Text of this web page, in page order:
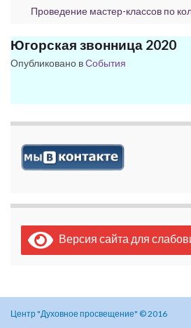
Проведение мастер-классов по
Югорская звонница 2020
Опубликовано вСобытия
Версия сайта для
Центр "Духовное просвещение" © 2016